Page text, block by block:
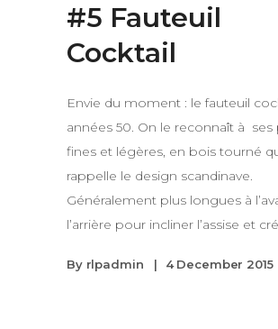
#5 Fauteuil
Cocktail
Envie du moment : le fauteuil
années 50. On le reconnaît à ses
fines et légères, en bois tourné
rappelle le design scandinave.
Généralement plus longues à
l’arrière pour incliner l’assise et
By rlpadmin 4 December 2015